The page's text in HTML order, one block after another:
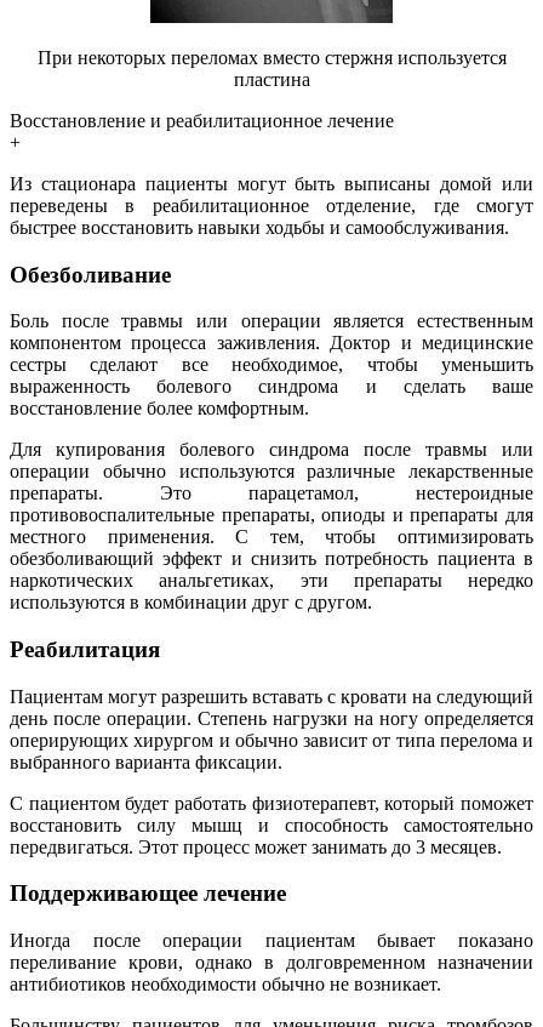
При некоторых переломах вместо стержня используется
пластина
Восстановление и реабилитационное лечение
+
Из стационара пациенты могут быть выписаны домой или
переведены в реабилитационное отделение, где смогут
быстрее восстановить навыки ходьбы и самообслуживания.
Обезболивание
Боль после травмы или операции является естественным
компонентом процесса заживления. Доктор и медицинские
сестры сделают все необходимое, чтобы уменьшить
выраженность болевого синдрома и сделать ваше
восстановление более комфортным.
Для купирования болевого синдрома после травмы или
операции обычно используются различные лекарственные
препараты. Это парацетамол, нестероидные
противовоспалительные препараты, опиоды и препараты для
местного применения. С тем, чтобы оптимизировать
обезболивающий эффект и снизить потребность пациента в
наркотических анальгетиках, эти препараты нередко
используются в комбинации друг с другом.
Реабилитация
Пациентам могут разрешить вставать с кровати на следующий
день после операции. Степень нагрузки на ногу определяется
оперирующих хирургом и обычно зависит от типа перелома и
выбранного варианта фиксации.
С пациентом будет работать физиотерапевт, который поможет
восстановить силу мышц и способность самостоятельно
передвигаться. Этот процесс может занимать до 3 месяцев.
Поддерживающее лечение
Иногда после операции пациентам бывает показано
переливание крови, однако в долговременном назначении
антибиотиков необходимости обычно не возникает.